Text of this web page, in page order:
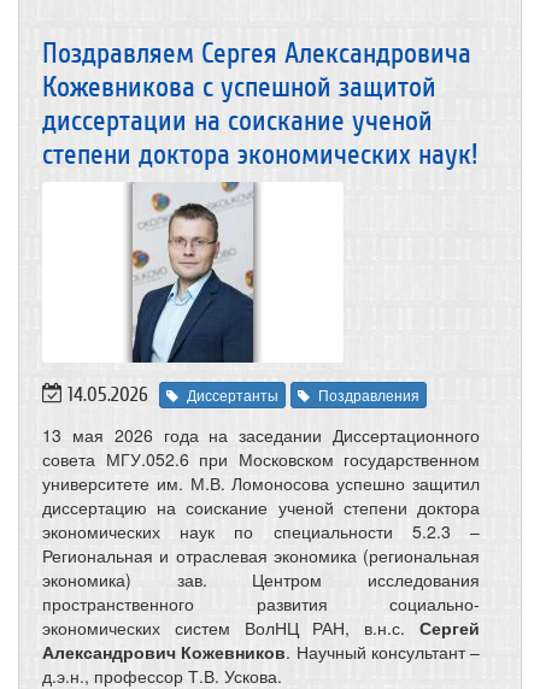
Поздравляем Сергея Александровича
Кожевникова с успешной защитой
диссертации на соискание ученой
степени доктора экономических наук!
14.05.2026 Диссертанты Поздравления
13 мая 2026 года на заседании Диссертационного
совета МГУ.052.6 при Московском государственном
университете им. М.В. Ломоносова успешно защитил
диссертацию на соискание ученой степени доктора
экономических наук по специальности 5.2.3 –
Региональная и отраслевая экономика (региональная
экономика) зав. Центром исследования
пространственного развития социально-
экономических систем ВолНЦ РАН, в.н.с. Сергей
Александрович Кожевников. Научный консультант –
д.э.н., профессор Т.В. Ускова.